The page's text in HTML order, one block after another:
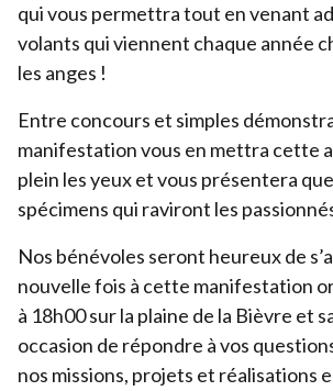
Devenir adhérent
Devenir bénévole
Organiser un événement
Pour les écoles
Legs & Assurance-vie
Adhérer par prélèvement automatique
JE FAIS UN DON
qui vous permettra tout en venant
volants qui viennent chaque année
les anges !
Entre concours et simples
manifestation vous en mettra cette
plein les yeux et vous présentera
spécimens qui raviront les
Nos bénévoles seront heureux de
nouvelle fois à cette manifestation
à 18h00sur la plaine de la Bièvre et
occasion de répondre à vos
nos missions, projets et réalisations